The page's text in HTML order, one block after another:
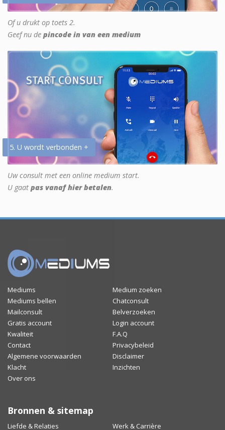
Of u drukt op toets 2.
Geef nu de pincode in van een medium
5. U wordt verbonden +
Uw consult met een online medium start.
U gaat pas vanaf hier betalen.
Mediums
Medium zoeken
Mediums bellen
Chatconsult
Mailconsult
Belverzoeken
Gratis account
Login account
Kwaliteit
F.A.Q
Contact
Privacybeleid
Algemene voorwaarden
Disclaimer
Klacht
Inzichten
Over ons
Bronnen & sitemap
Liefde & Relaties Werk & Carrière